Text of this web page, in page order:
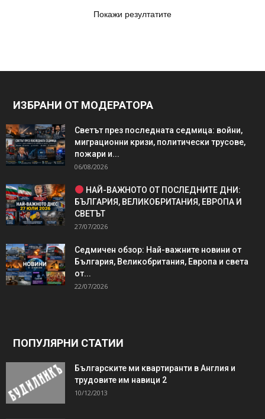
Покажи резултатите
ИЗБРАНИ ОТ МОДЕРАТОРА
Светът през последната седмица: войни,
миграционни кризи, политически трусове,
пожари и...
06/08/2026
НАЙ-ВАЖНОТО ОТ ПОСЛЕДНИТЕ ДНИ:
БЪЛГАРИЯ, ВЕЛИКОБРИТАНИЯ, ЕВРОПА И
СВЕТЪТ
27/07/2026
Седмичен обзор: Най-важните новини от
България, Великобритания, Европа и света
от...
22/07/2026
ПОПУЛЯРНИ СТАТИИ
Българските ми квартиранти в Англия и
трудовите им навици 2
10/12/2013